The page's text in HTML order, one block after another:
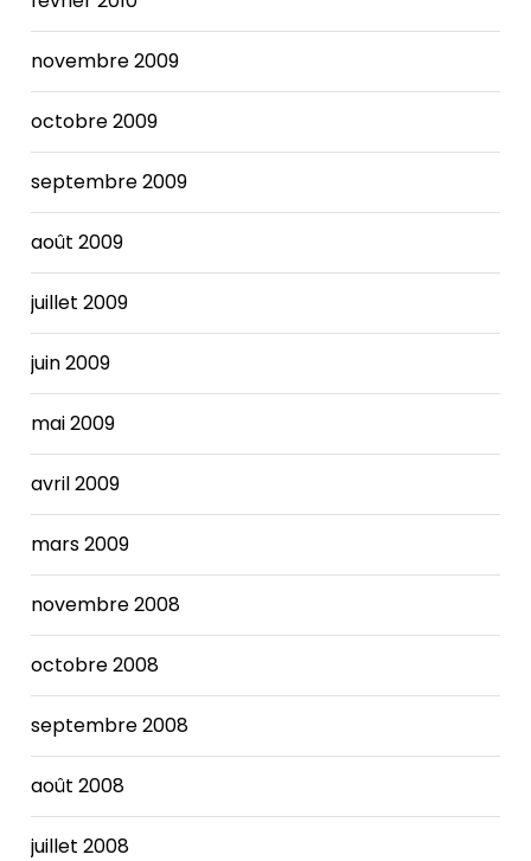
novembre 2009
octobre 2009
septembre 2009
août 2009
juillet 2009
juin 2009
mai 2009
avril 2009
mars 2009
novembre 2008
octobre 2008
septembre 2008
août 2008
juillet 2008